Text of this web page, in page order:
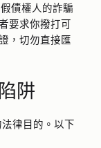
債權人的詐騙
要求你撥打可
，切勿直接匯
阱
律目的。以下